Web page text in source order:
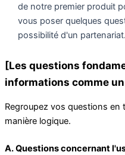
de notre premier produit
vous poser quelques
possibilité d'un partenariat.
[Les questions
informations comme
Regroupez vos questions
manière logique.
A. Questions concernant